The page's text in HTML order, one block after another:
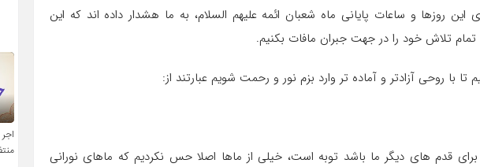
این روزها و ساعات پایانی ماه شعبان ائمه علیهم السلام، به ما هشدار داده اند که این
تلاش خود را در جهت جبران مافات بکنیم.
با روحی آزادتر و آماده تر وارد بزم نور و رحمت شویم عبارتند از:‌
برای قدم های دیگر ما باشد توبه است، خیلی از ماها اصلا حس نکردیم که ماهای نورانی